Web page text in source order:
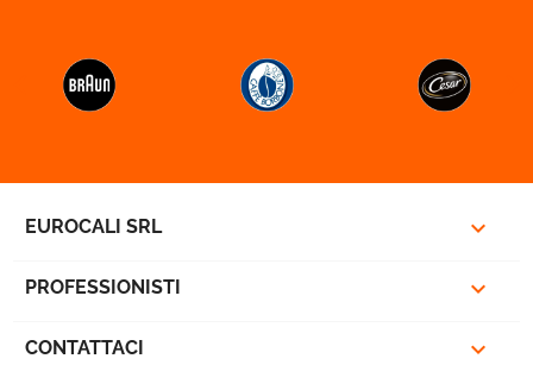
EUROCALI SRL 
PROFESSIONISTI 
CONTATTACI 